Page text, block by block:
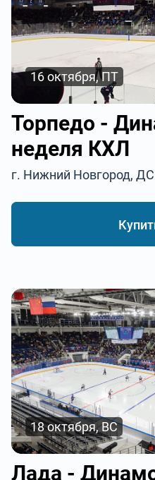
16 октября, ПТ
Торпедо -
неделя КХЛ
г. Нижний Новгород,
18 октября, ВС
Лада -